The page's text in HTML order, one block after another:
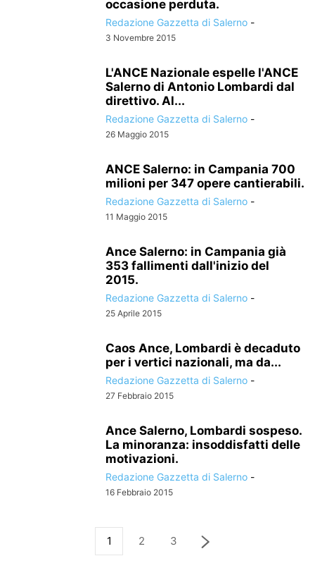
occasione perduta.
Redazione Gazzetta di Salerno -
3 Novembre 2015
L'ANCE Nazionale espelle l'ANCE
Salerno di Antonio Lombardi dal
direttivo. Al...
Redazione Gazzetta di Salerno -
26 Maggio 2015
ANCE Salerno: in Campania 700
milioni per 347 opere cantierabili.
Redazione Gazzetta di Salerno -
11 Maggio 2015
Ance Salerno: in Campania già
353 fallimenti dall'inizio del
2015.
Redazione Gazzetta di Salerno -
25 Aprile 2015
Caos Ance, Lombardi è decaduto
per i vertici nazionali, ma da...
Redazione Gazzetta di Salerno -
27 Febbraio 2015
Ance Salerno, Lombardi sospeso.
La minoranza: insoddisfatti delle
motivazioni.
Redazione Gazzetta di Salerno -
16 Febbraio 2015
1 2 3